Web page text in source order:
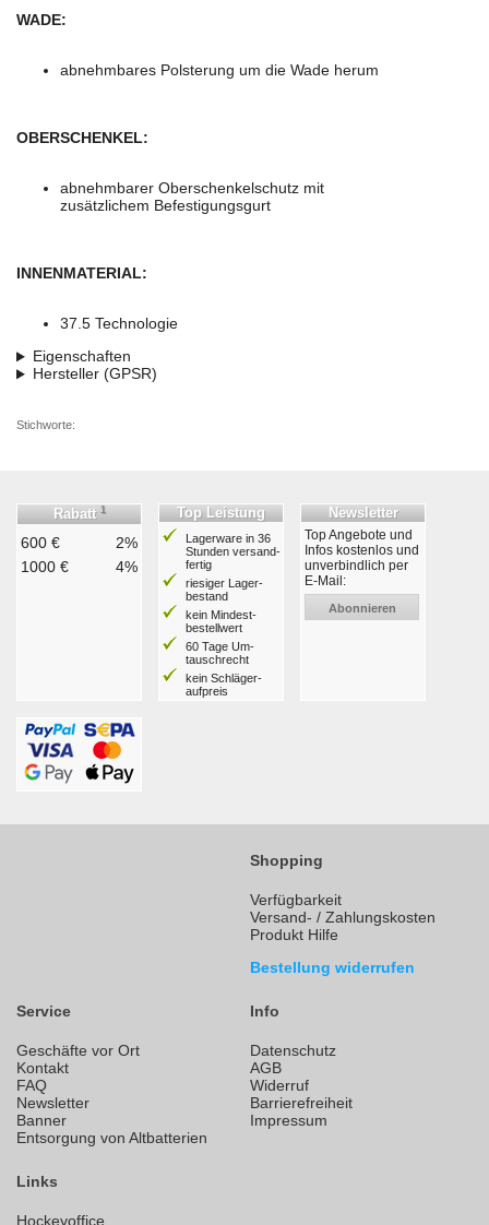
WADE:
abnehmbares Polsterung um die Wade herum
OBERSCHENKEL:
abnehmbarer Oberschenkelschutz mit
zusätzlichem Befestigungsgurt
INNENMATERIAL:
37.5 Technologie
Eigenschaften
Hersteller (GPSR)
Stichworte:
Rabatt 1
600 €
2%
1000 €
4%
Top Leistung
Lagerware in 36
Stunden ver­sand­
fertig
riesiger Lager­
bestand
kein Mindest­
bestell­wert
60 Tage Um­
tausch­recht
kein Schläger­
aufpreis
Newsletter
Top Angebote und
Infos kostenlos und
unverbindlich per
E-Mail:
Abonnieren
Shopping
Verfügbarkeit
Versand- / Zahlungskosten
Produkt Hilfe
Bestellung widerrufen
Service
Geschäfte vor Ort
Kontakt
FAQ
Newsletter
Banner
Entsorgung von Altbatterien
Info
Datenschutz
AGB
Widerruf
Barrierefreiheit
Impressum
Links
Hockeyoffice